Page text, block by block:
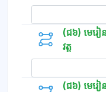
(ជ៦) មេរៀ
វត្ត
(ជ៦) មេរៀ